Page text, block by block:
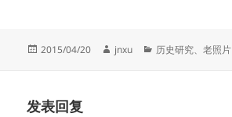
发
2015/04/20
作
jnxu
分
历史研究、老照片
发表回复